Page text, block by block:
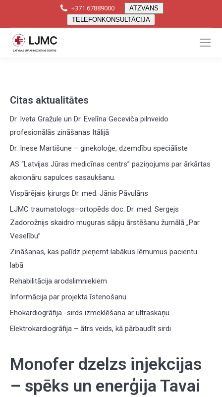
+371 67889000
ATZVANS
TELEFONKONSULTĀCIJA
Instagram
Citas aktualitātes
Dr. Iveta Gražule un Dr. Evelīna Geceviča pilnveido
profesionālās zināšanas Itālijā
Dr. Inese Martišune – ginekoloģe, dzemdību speciāliste
AS “Latvijas Jūras medicīnas centrs” paziņojums par ārkārtas
akcionāru sapulces sasaukšanu.
Vispārējais ķirurgs Dr. med. Jānis Pāvulāns
LJMC traumatologs–ortopēds doc. Dr. med. Sergejs
Zadorožnijs skaidro muguras sāpju ārstēšanu žurnālā „Par
Veselību”
Zināšanas, kas palīdz pieņemt labākus lēmumus pacientu
labā
Rehabilitācija arodslimniekiem
Informācija par projekta īstenošanu.
Ehokardiogrāfija -sirds izmeklēšana ar ultraskaņu
Elektrokardiogrāfija – ātrs veids, kā pārbaudīt sirdi
Monofer dzelzs injekcijas
– spēks un enerģija Tavai